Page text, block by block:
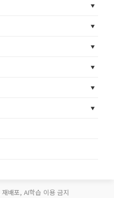
배포, AI학습 이용 금지